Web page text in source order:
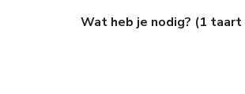
Wat heb je nodig? (1